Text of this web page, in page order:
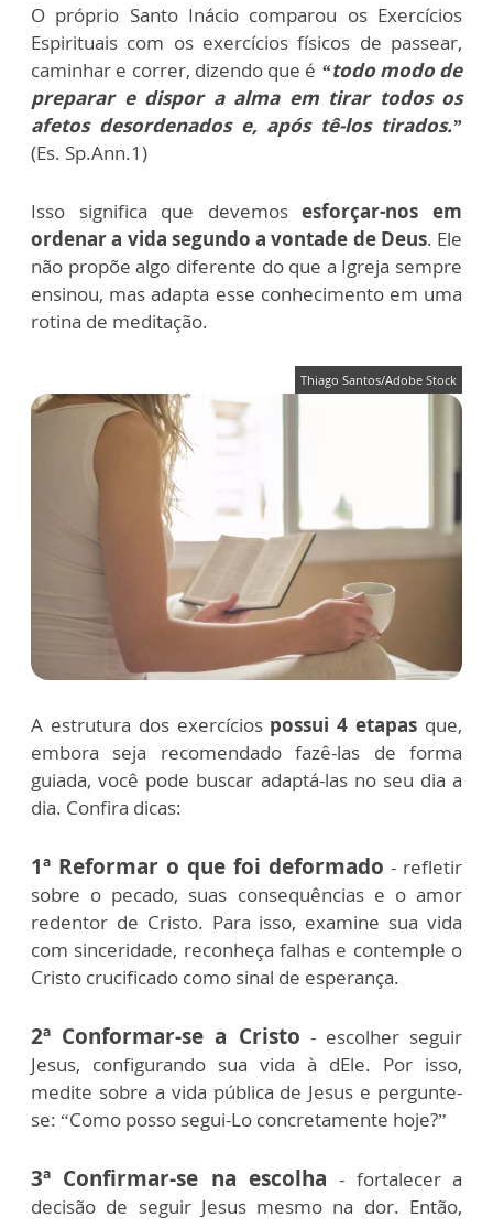
O próprio Santo Inácio comparou os Exercícios
Espirituais com os exercícios físicos de passear,
caminhar e correr, dizendo que é “todo modo de
preparar e dispor a alma em tirar todos os
afetos desordenados e, após tê-los tirados.”
(Es. Sp.Ann.1)
Isso significa que devemosesforçar-nos em
ordenar a vida segundo a vontade de Deus. Ele
não propõe algo diferente do que a Igreja sempre
ensinou, mas adapta esse conhecimento em uma
rotina de meditação.
Thiago Santos/Adobe Stock
A estrutura dos exercícios possui 4 etapas que,
embora seja recomendado fazê-las de forma
guiada, você pode buscar adaptá-las no seu dia a
dia. Confira dicas:
1ª Reformar o que foi deformado - refletir
sobre o pecado, suas consequências e o amor
redentor de Cristo. Para isso, examine sua vida
com sinceridade, reconheça falhas e contemple o
Cristo crucificado como sinal de esperança.
2ª Conformar-se a Cristo - escolher seguir
Jesus, configurando sua vida à dEle. Por isso,
medite sobre a vida pública de Jesus e pergunte-
se: “Como posso segui-Lo concretamente hoje?”
3ª Confirmar-se na escolha- fortalecer a
decisão de seguir Jesus mesmo na dor. Então,